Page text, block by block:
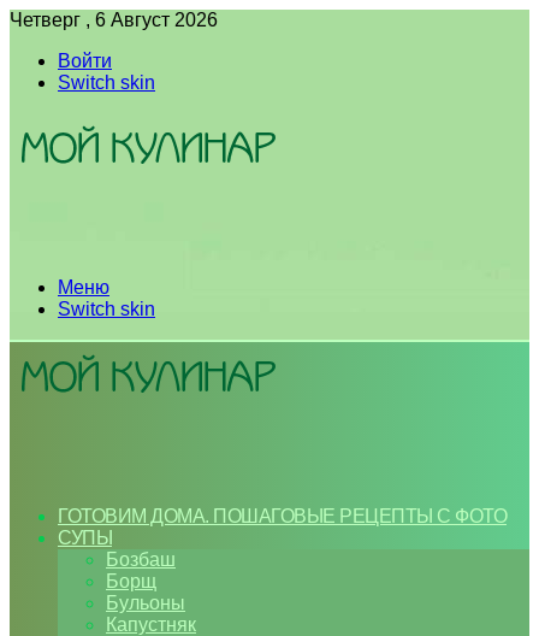
Четверг , 6 Август 2026
Войти
Switch skin
Меню
Switch skin
ГОТОВИМ ДОМА. ПОШАГОВЫЕ РЕЦЕПТЫ С ФОТО
СУПЫ
Бозбаш
Борщ
Бульоны
Капустняк